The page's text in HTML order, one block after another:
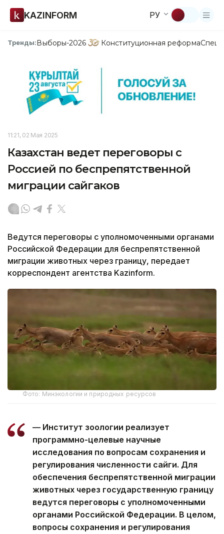
KAZINFORM РУ
Тренды:Выборы-2026 Конституционная реформа
11:21, 02 Мая 2025
Казахстан ведет переговоры с
Россией по беспрепятственной
миграции сайгаков
Ведутся переговоры с уполномоченными органами
Российской Федерации для беспрепятственной
миграции животных через границу, передает
корреспондент агентства Kazinform.
Фото: Минэкологии и природных ресурсов
— Институт зоологии реализует
программно-целевые научные
исследования по вопросам сохранения и
регулирования численности сайги. Для
обеспечения беспрепятственной миграции
животных через государственную границу
ведутся переговоры с уполномоченными
органами Российской Федерации. В целом,
вопросы сохранения и регулирования